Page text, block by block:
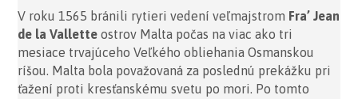
V roku 1565 bránili rytieri vedení veľmajstrom Fra’ Jean
de la Vallette ostrov Malta počas na viac ako tri
mesiace trvajúceho Veľkého obliehania Osmanskou
ríšou. Malta bola považovaná za poslednú prekážku pri
ťažení proti kresťanskému svetu po mori. Po tomto